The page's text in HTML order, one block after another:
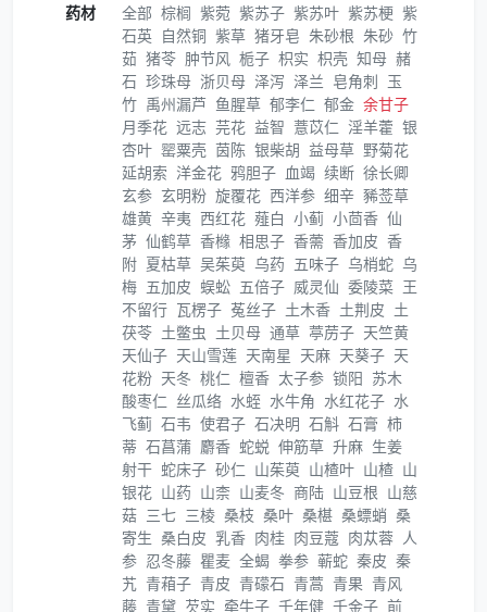
药材 全部 棕榈 紫菀 紫苏子 紫苏叶 紫苏梗 紫
石英 自然铜 紫草 猪牙皂 朱砂根 朱砂 竹
茹 猪苓 肿节风 栀子 枳实 枳壳 知母 赭
石 珍珠母 浙贝母 泽泻 泽兰 皂角刺 玉
竹 禹州漏芦 鱼腥草 郁李仁 郁金 余甘子
月季花 远志 芫花 益智 薏苡仁 淫羊藿 银
杏叶 罂粟壳 茵陈 银柴胡 益母草 野菊花
延胡索 洋金花 鸦胆子 血竭 续断 徐长卿
玄参 玄明粉 旋覆花 西洋参 细辛 豨莶草
雄黄 辛夷 西红花 薤白 小蓟 小茴香 仙
茅 仙鹤草 香橼 相思子 香薷 香加皮 香
附 夏枯草 吴茱萸 乌药 五味子 乌梢蛇 乌
梅 五加皮 蜈蚣 五倍子 威灵仙 委陵菜 王
不留行 瓦楞子 菟丝子 土木香 土荆皮 土
茯苓 土鳖虫 土贝母 通草 葶苈子 天竺黄
天仙子 天山雪莲 天南星 天麻 天葵子 天
花粉 天冬 桃仁 檀香 太子参 锁阳 苏木
酸枣仁 丝瓜络 水蛭 水牛角 水红花子 水
飞蓟 石韦 使君子 石决明 石斛 石膏 柿
蒂 石菖蒲 麝香 蛇蜕 伸筋草 升麻 生姜
射干 蛇床子 砂仁 山茱萸 山楂叶 山楂 山
银花 山药 山柰 山麦冬 商陆 山豆根 山慈
菇 三七 三棱 桑枝 桑叶 桑椹 桑螵蛸 桑
寄生 桑白皮 乳香 肉桂 肉豆蔻 肉苁蓉 人
参 忍冬藤 瞿麦 全蝎 拳参 蕲蛇 秦皮 秦
艽 青葙子 青皮 青礞石 青蒿 青果 青风
藤 青黛 芡实 牵牛子 千年健 千金子 前